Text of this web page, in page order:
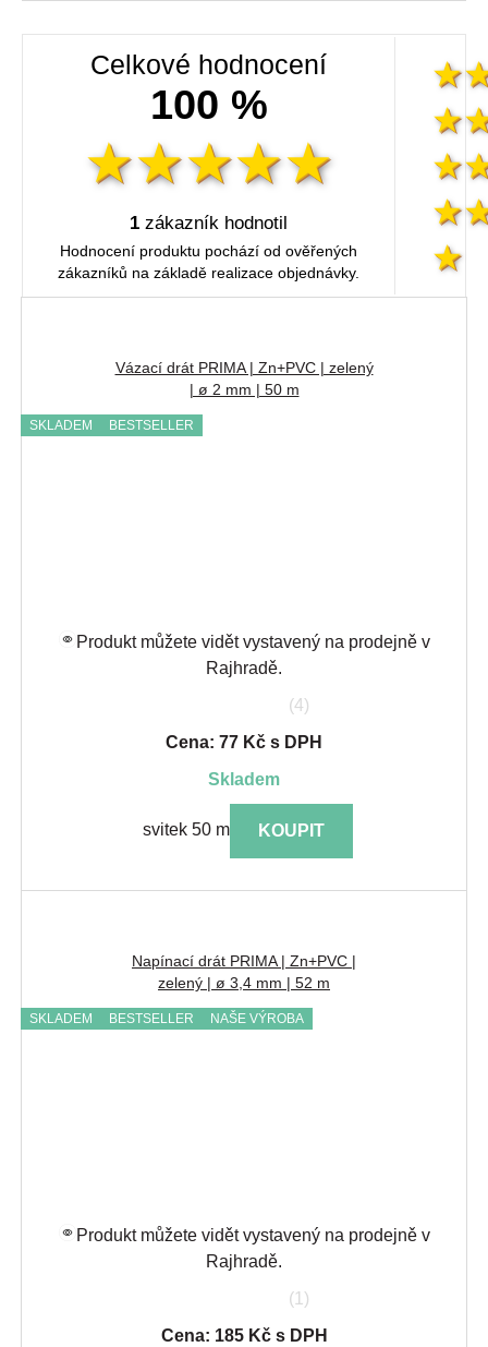
Celkové hodnocení
100 %
1 zákazník hodnotil
Hodnocení produktu pochází od ověřených
zákazníků na základě realizace objednávky.
Vázací drát PRIMA | Zn+PVC | zelený
| ø 2 mm | 50 m
SKLADEM BESTSELLER
Produkt můžete vidět vystavený na prodejně v
Rajhradě.
(4)
Cena: 77 Kč s DPH
skladem
svitek 50 m KOUPIT
Napínací drát PRIMA | Zn+PVC |
zelený | ø 3,4 mm | 52 m
SKLADEM BESTSELLER NAŠE VÝROBA
Produkt můžete vidět vystavený na prodejně v
Rajhradě.
(1)
Cena: 185 Kč s DPH